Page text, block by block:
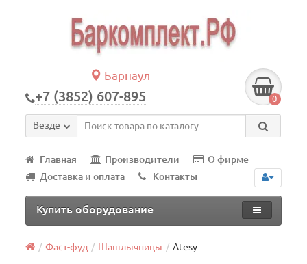
Барнаул
+7 (3852) 607-895 0
Везде
Главная Производители
О фирме
Доставка и оплата
Контакты
Купить оборудование
Фаст-фуд Шашлычницы Atesy